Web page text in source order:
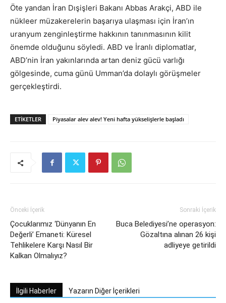
Öte yandan İran Dışişleri Bakanı Abbas Arakçi, ABD ile
nükleer müzakerelerin başarıya ulaşması için İran’ın
uranyum zenginleştirme hakkının tanınmasının kilit
önemde olduğunu söyledi. ABD ve İranlı diplomatlar,
ABD’nin İran yakınlarında artan deniz gücü varlığı
gölgesinde, cuma günü Umman’da dolaylı görüşmeler
gerçekleştirdi.
ETIKETLER Piyasalar alev alev! Yeni hafta yükselişlerle başladı
Önceki İçerik
Çocuklarımız ‘Dünyanın En
Değerli’ Emaneti: Küresel
Tehlikelere Karşı Nasıl Bir
Kalkan Olmalıyız?
Sonraki İçerik
Buca Belediyesi’ne operasyon:
Gözaltına alınan 26 kişi
adliyeye getirildi
İlgili Haberler Yazarın Diğer İçerikleri